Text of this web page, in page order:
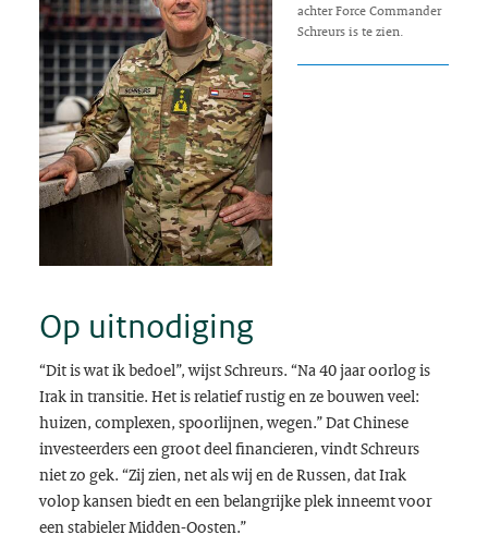
achter Force Commander
Schreurs is te zien.
Op uitnodiging
“Dit is wat ik bedoel”, wijst Schreurs. “Na 40 jaar oorlog is
Irak in transitie. Het is relatief rustig en ze bouwen veel:
huizen, complexen, spoorlijnen, wegen.” Dat Chinese
investeerders een groot deel financieren, vindt Schreurs
niet zo gek. “Zij zien, net als wij en de Russen, dat Irak
volop kansen biedt en een belangrijke plek inneemt voor
een stabieler Midden-Oosten.”